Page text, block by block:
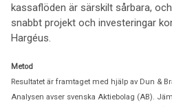
kassaflöden är särskilt sårbara,
snabbt projekt och investeringar
Hargéus.
Metod
Resultatet är framtaget med hjälp av Dun &
Analysen avser svenska Aktiebolag (AB).